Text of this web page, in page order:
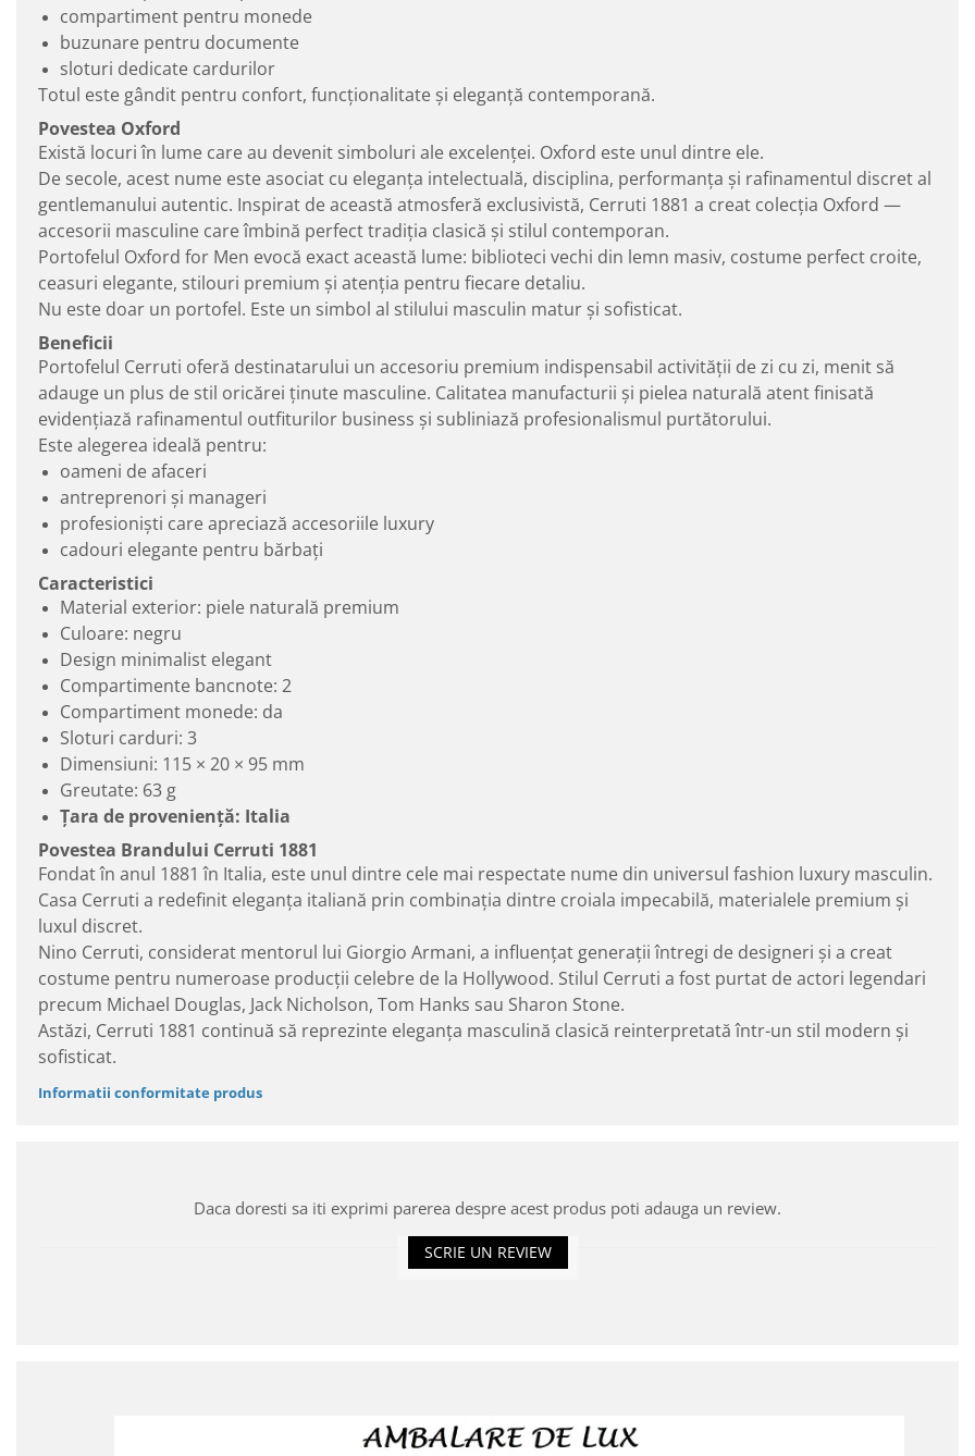
compartiment pentru monede
buzunare pentru documente
sloturi dedicate cardurilor
Totul este gândit pentru confort, funcționalitate și eleganță contemporană.
Povestea Oxford
Există locuri în lume care au devenit simboluri ale excelenței. Oxford este unul dintre ele.
De secole, acest nume este asociat cu eleganța intelectuală, disciplina, performanța și rafinamentul discret al
gentlemanului autentic. Inspirat de această atmosferă exclusivistă, Cerruti 1881 a creat colecția Oxford —
accesorii masculine care îmbină perfect tradiția clasică și stilul contemporan.
Portofelul Oxford for Men evocă exact această lume: biblioteci vechi din lemn masiv, costume perfect croite,
ceasuri elegante, stilouri premium și atenția pentru fiecare detaliu.
Nu este doar un portofel. Este un simbol al stilului masculin matur și sofisticat.
Beneficii
Portofelul Cerruti oferă destinatarului un accesoriu premium indispensabil activității de zi cu zi, menit să
adauge un plus de stil oricărei ținute masculine. Calitatea manufacturii și pielea naturală atent finisată
evidențiază rafinamentul outfiturilor business și subliniază profesionalismul purtătorului.
Este alegerea ideală pentru:
oameni de afaceri
antreprenori și manageri
profesioniști care apreciază accesoriile luxury
cadouri elegante pentru bărbați
Caracteristici
Material exterior: piele naturală premium
Culoare: negru
Design minimalist elegant
Compartimente bancnote: 2
Compartiment monede: da
Sloturi carduri: 3
Dimensiuni: 115 × 20 × 95 mm
Greutate: 63 g
Țara de proveniență: Italia
Povestea Brandului Cerruti 1881
Fondat în anul 1881 în Italia, este unul dintre cele mai respectate nume din universul fashion luxury masculin.
Casa Cerruti a redefinit eleganța italiană prin combinația dintre croiala impecabilă, materialele premium și
luxul discret.
Nino Cerruti, considerat mentorul lui Giorgio Armani, a influențat generații întregi de designeri și a creat
costume pentru numeroase producții celebre de la Hollywood. Stilul Cerruti a fost purtat de actori legendari
precum Michael Douglas, Jack Nicholson, Tom Hanks sau Sharon Stone.
Astăzi, Cerruti 1881 continuă să reprezinte eleganța masculină clasică reinterpretată într-un stil modern și
sofisticat.
Informatii conformitate produs
Daca doresti sa iti exprimi parerea despre acest produs poti adauga un review.
SCRIE UN REVIEW